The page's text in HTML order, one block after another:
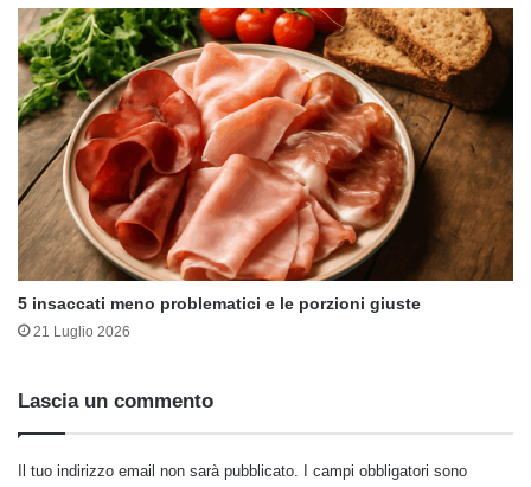
5 insaccati meno problematici e le porzioni giuste
21 Luglio 2026
Lascia un commento
Il tuo indirizzo email non sarà pubblicato.
I campi obbligatori sono